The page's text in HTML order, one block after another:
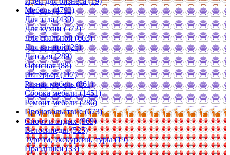
Мебель (4792)
Для зала (439)
Для кухни (572)
Для спальной (663)
Для ванной (26)
Детская (289)
Офисная (88)
Интерьер (117)
Разная мебель (861)
Сборка мебели (1451)
Ремонт мебели (286)
Продовольствие (673)
Спорт и отдых (969)
Велосипеды (525)
Туризм, экскурсии, туры (19)
Праздники (33)